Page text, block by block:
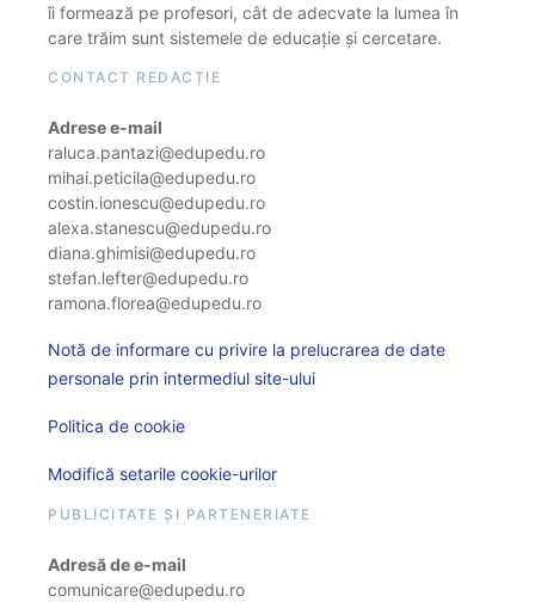
îi formează pe profesori, cât de adecvate la lumea în
care trăim sunt sistemele de educație și cercetare.
CONTACT REDACȚIE
Adrese e-mail
raluca.pantazi@edupedu.ro
mihai.peticila@edupedu.ro
costin.ionescu@edupedu.ro
alexa.stanescu@edupedu.ro
diana.ghimisi@edupedu.ro
stefan.lefter@edupedu.ro
ramona.florea@edupedu.ro
Notă de informare cu privire la prelucrarea de date
personale prin intermediul site-ului
Politica de cookie
Modifică setarile cookie-urilor
PUBLICITATE ȘI PARTENERIATE
Adresă de e-mail
comunicare@edupedu.ro